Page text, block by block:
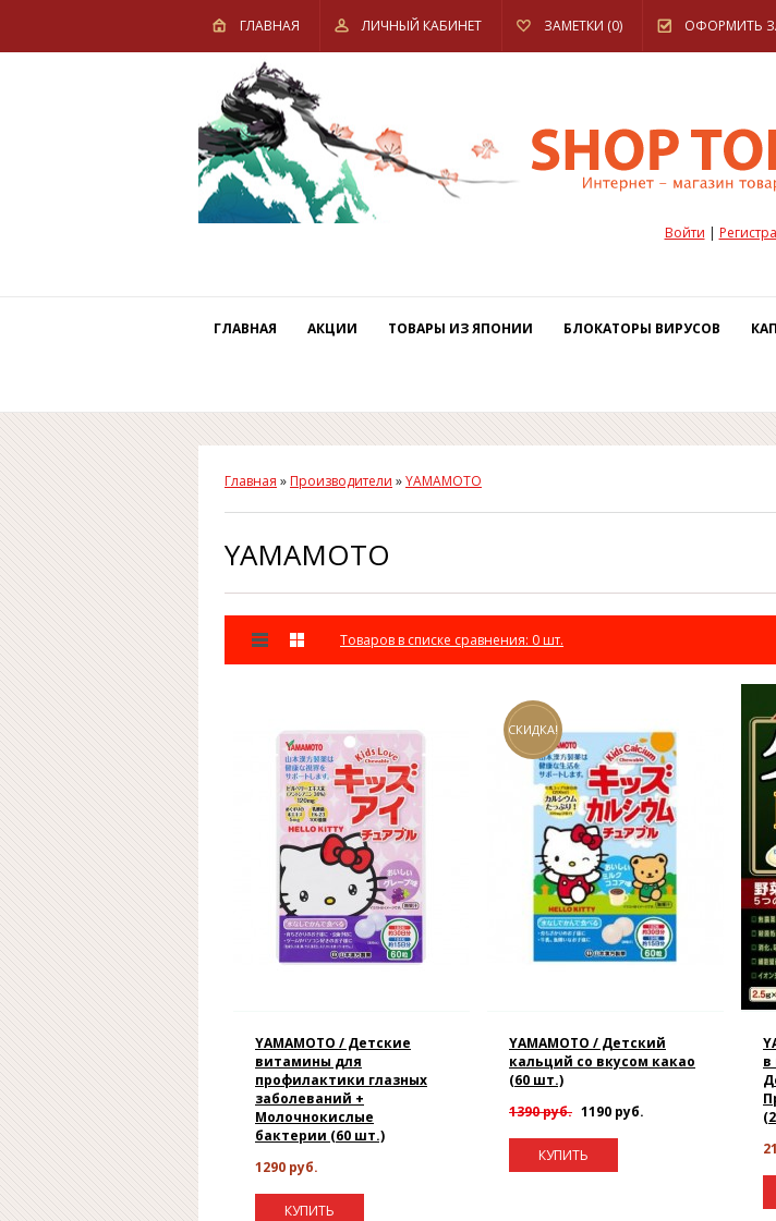
ГЛАВНАЯ ЛИЧНЫЙ КАБИНЕТ ЗАМЕТКИ (0) ОФОРМИТЬ
Войти |
ГЛАВНАЯ АКЦИИ ТОВАРЫ ИЗ ЯПОНИИ БЛОКАТОРЫ ВИРУСОВ
Главная » Производители »YAMAMOTO
YAMAMOTO
Товаров в списке сравнения: 0 шт.
YAMAMOTO / Детские
витамины для
профилактики глазных
заболеваний +
Молочнокислые
бактерии (60 шт.)
1290 руб.
КУПИТЬ
СКИДКА!
YAMAMOTO / Детский
кальций со вкусом какао
(60 шт.)
1390 руб. 1190 руб.
КУПИТЬ
в